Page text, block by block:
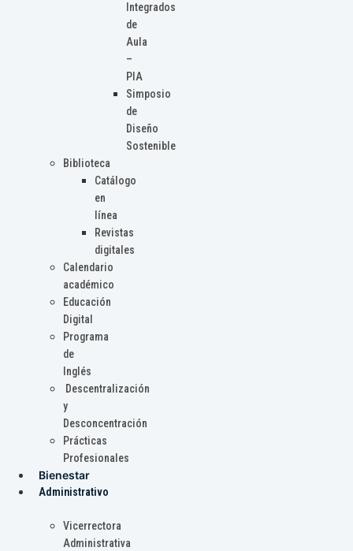
Integrados
de
Aula
–
PIA
Simposio
de
Diseño
Sostenible
Biblioteca
Catálogo
en
línea
Revistas
digitales
Calendario
académico
Educación
Digital
Programa
de
Inglés
Descentralización
y
Desconcentración
Prácticas
Profesionales
Bienestar
Administrativo
Vicerrectora
Administrativa